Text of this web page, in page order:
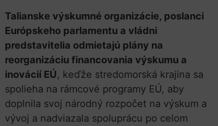
Talianske výskumné organizácie, poslanci
Európskeho parlamentu a vládni
predstavitelia odmietajú plány na
reorganizáciu financovania výskumu a
inovácií EÚ, keďže stredomorská krajina sa
spolieha na rámcové programy EÚ, aby
doplnila svoj národný rozpočet na výskum a
vývoj a nadviazala spoluprácu po celom